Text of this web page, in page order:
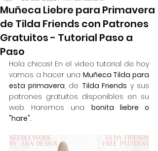
Muñeca Liebre para Primavera
de Tilda Friends con Patrones
Gratuitos - Tutorial Paso a
Paso
Hola chicas! En el video tutorial de hoy
vamos a hacer una Muñeca Tilda para
esta primavera, de Tilda Friends y sus
patrones gratuitos disponibles en su
web. Haremos una bonita liebre o
"hare".